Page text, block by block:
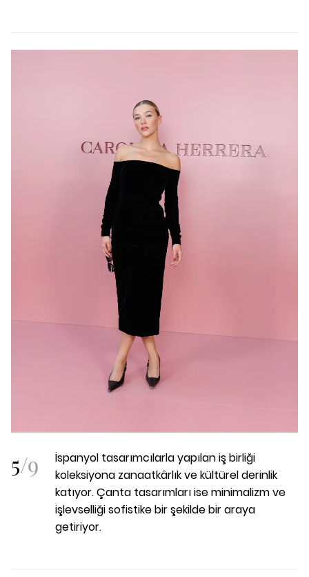
5/9
İspanyol tasarımcılarla yapılan iş birliği
koleksiyona zanaatkârlık ve kültürel derinlik
katıyor. Çanta tasarımları ise minimalizm ve
işlevselliği sofistike bir şekilde bir araya
getiriyor.